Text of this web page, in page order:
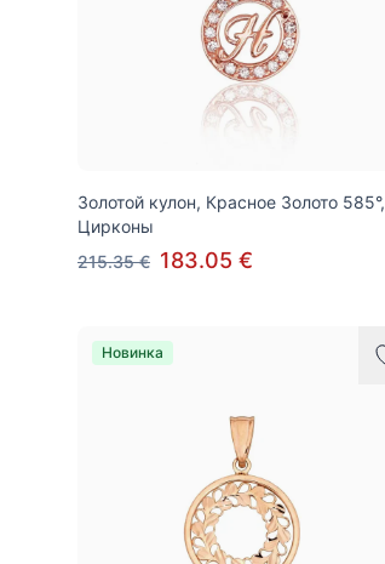
Золотой кулон, Красное Золото 585°,
Цирконы
215.35 € 183.05 €
Новинка